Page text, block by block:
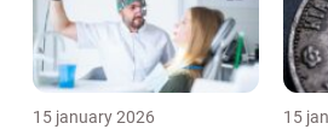
15 january 2026 15